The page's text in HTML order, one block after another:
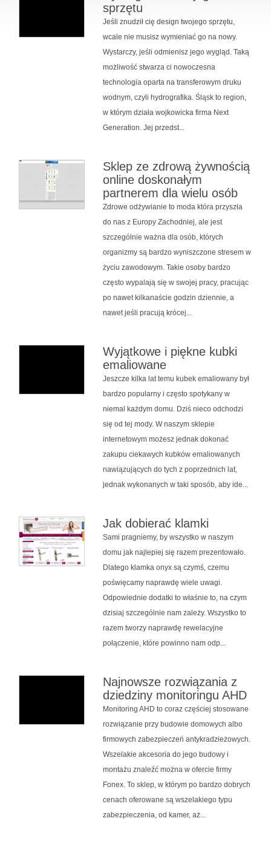
sprzętu
Jeśli znudził cię design twojego sprzętu,
wcale nie musisz wymieniać go na nowy.
Wystarczy, jeśli odmienisz jego wygląd. Taką
możliwość stwarza ci nowoczesna
technologia oparta na transferowym druku
wodnym, czyli hydrografika. Śląsk to region,
w którym działa wojkowicka firma Next
Generation. Jej przedst...
Sklep ze zdrową żywnością
online doskonałym
partnerem dla wielu osób
Zdrowe odżywianie to moda która przyszła
do nas z Europy Zachodniej, ale jest
szczególnie ważna dla osób, których
organizmy są bardzo wyniszczone stresem w
życiu zawodowym. Takie osoby bardzo
często wypalają się w swojej pracy, pracując
po nawet kilkanaście godzin dziennie, a
nawet jeśli pracują krócej...
Wyjątkowe i piękne kubki
emaliowane
Jeszcze kilka lat temu kubek emaliowany był
bardzo popularny i często spotykany w
niemal każdym domu. Dziś nieco odchodzi
się od tej mody. W naszym sklepie
internetowym możesz jednak dokonać
zakupu ciekawych kubków emaliowanych
nawiązujących do tych z poprzednich lat,
jednak wykonanych w taki sposób, aby ide...
Jak dobierać klamki
Sami pragniemy, by wszystko w naszym
domu jak najlepiej się razem prezentowało.
Dlatego klamka onyx są czymś, czemu
poświęcamy naprawdę wiele uwagi.
Odpowiednie dodatki to właśnie to, na czym
dzisiaj szczególnie nam zależy. Wszystko to
razem tworzy naprawdę rewelacyjne
połączenie, które powinno nam odp...
Najnowsze rozwiązania z
dziedziny monitoringu AHD
Monitoring AHD to coraz częściej stosowane
rozwiązanie przy budowie domowych albo
firmowych zabezpieczeń antykradzieżowych.
Wszelakie akcesoria do jego budowy i
montażu znaleźć można w ofercie firmy
Fonex. To sklep, w którym po bardzo dobrych
cenach oferowane są wszelakiego typu
zabezpieczenia, od kamer, aż...